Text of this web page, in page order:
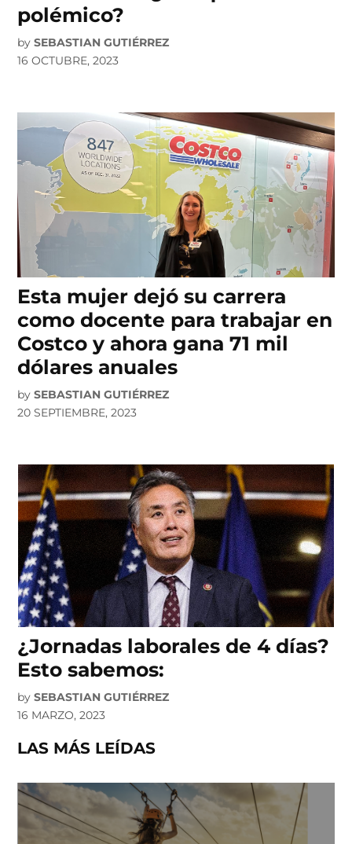
polémico?
by SEBASTIAN GUTIÉRREZ
16 OCTUBRE, 2023
Esta mujer dejó su carrera
como docente para trabajar en
Costco y ahora gana 71 mil
dólares anuales
by SEBASTIAN GUTIÉRREZ
20 SEPTIEMBRE, 2023
¿Jornadas laborales de 4 días?
Esto sabemos:
by SEBASTIAN GUTIÉRREZ
16 MARZO, 2023
LAS MÁS LEÍDAS